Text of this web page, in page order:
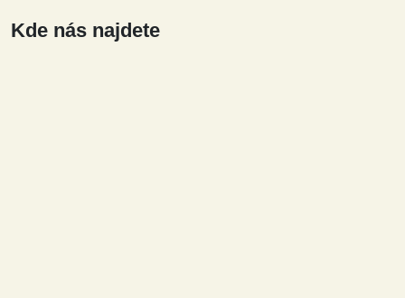
Kde nás najdete